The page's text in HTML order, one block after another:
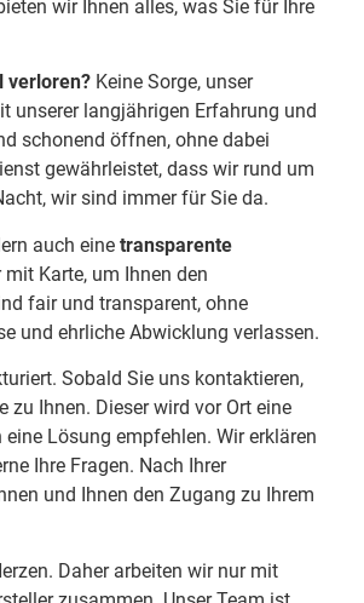
wir Ihnen alles, was Sie für Ihre
verloren? Keine Sorge, unser
unserer langjährigen Erfahrung und
schonend öffnen, ohne dabei
gewährleistet, dass wir rund um
wir sind immer für Sie da.
auch eine transparente
Karte, um Ihnen den
fair und transparent, ohne
und ehrliche Abwicklung verlassen.
Sobald Sie uns kontaktieren,
zu Ihnen. Dieser wird vor Ort eine
Lösung empfehlen. Wir erklären
Ihre Fragen. Nach Ihrer
und Ihnen den Zugang zu Ihrem
Daher arbeiten wir nur mit